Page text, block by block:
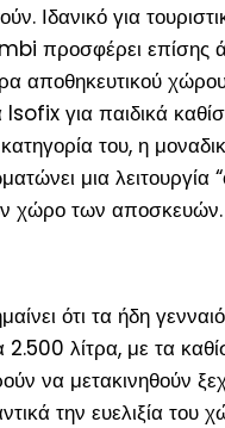
Ιδανικό για
προσφέρει επίσης
αποθηκευτικού
Isofix για παιδικά
του, η
μια λειτουργία
χώρο των αποσκευών.
ότι τα ήδη
2.500 λίτρα, με τα
να μετακινηθούν
την ευελιξία